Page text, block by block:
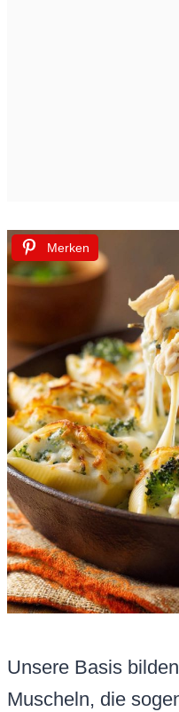
Merken
Unsere Basis
Muscheln, die